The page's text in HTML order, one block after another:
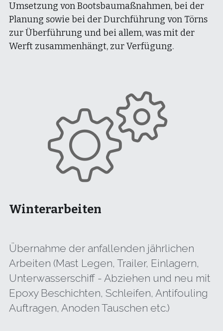
Umsetzung von Bootsbaumaßnahmen, bei der
Planung sowie bei der Durchführung von Törns
zur Überführung und bei allem, was mit der
Werft zusammenhängt, zur Verfügung.
Winterarbeiten
Übernahme der anfallenden jährlichen
Arbeiten (Mast Legen, Trailer, Einlagern,
Unterwasserschiff - Abziehen und neu mit
Epoxy Beschichten, Schleifen, Antifouling
Auftragen, Anoden Tauschen etc.)